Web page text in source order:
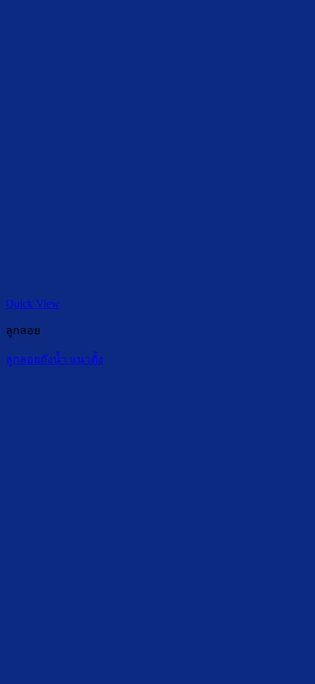
Quick View
ลูกลอย
ลูกลอยถังน้ำ แนวตั้ง